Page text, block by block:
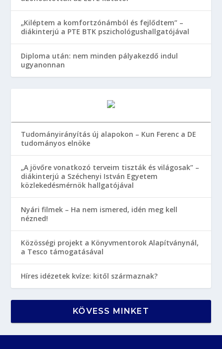
„Kiléptem a komfortzónámból és fejlődtem” –
diákinterjú a PTE BTK pszichológushallgatójával
Diploma után: nem minden pályakezdő indul
ugyanonnan
Tudományirányítás új alapokon – Kun Ferenc a DE
tudományos elnöke
„A jövőre vonatkozó terveim tiszták és világosak” –
diákinterjú a Széchenyi István Egyetem
közlekedésmérnök hallgatójával
Nyári filmek – Ha nem ismered, idén meg kell
nézned!
Közösségi projekt a Könyvmentorok Alapítványnál,
a Tesco támogatásával
Híres idézetek kvíze: kitől származnak?
KÖVESS MINKET